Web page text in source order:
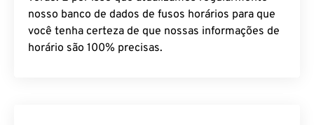
nosso banco de dados de fusos horários para que
você tenha certeza de que nossas informações de
horário são 100% precisas.